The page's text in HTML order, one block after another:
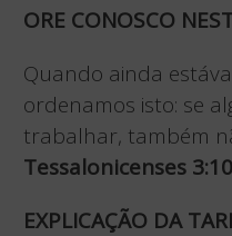
ORE CONOSCO
Quando ainda
ordenamos isto: se
trabalhar, também
Tessalonicenses 3:10
EXPLICAÇÃO DA